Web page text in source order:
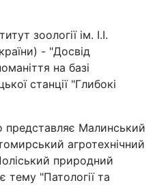
зоології ім. І.І.
- "Досвід
на базі
станції "Глибокі
представляє Малинський
агротехнічний
природний
тему "Патології та